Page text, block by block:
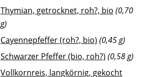
Thymian, getrocknet, roh?, bio (0,70
g)
Cayennepfeffer (roh?, bio) (0,45 g)
Schwarzer Pfeffer (bio, roh?) (0,58 g)
Vollkornreis, langkörnig, gekocht